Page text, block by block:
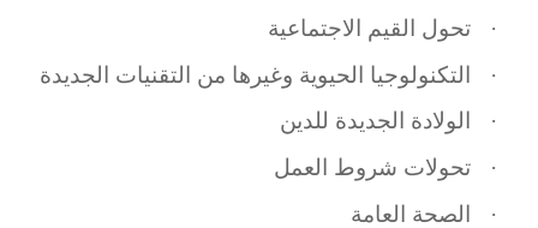
·
تحول القيم الاجتماعية
·
التكنولوجيا الحيوية وغيرها من التقنيات الجديدة
·
الولادة الجديدة للدين
·
تحولات شروط العمل
·
الصحة العامة